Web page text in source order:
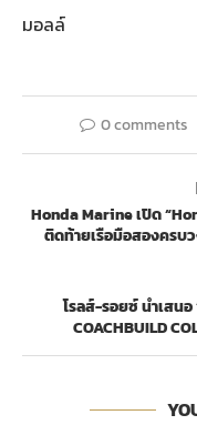
มอลล์
0 comments
Honda Marine เปิด
ติดท้ายเรือมือสองครบ
โรลส์-รอยซ์ นำเสนอ
COACHBUILD